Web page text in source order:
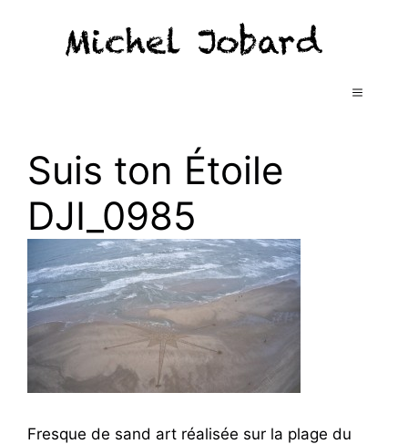
MENU
Suis ton Étoile
DJI_0985
Fresque de sand art réalisée sur la plage du